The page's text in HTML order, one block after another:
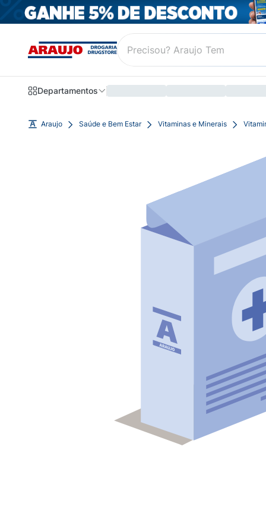
Departamentos
Araujo Saúde e Bem Estar Vitaminas e Minerais